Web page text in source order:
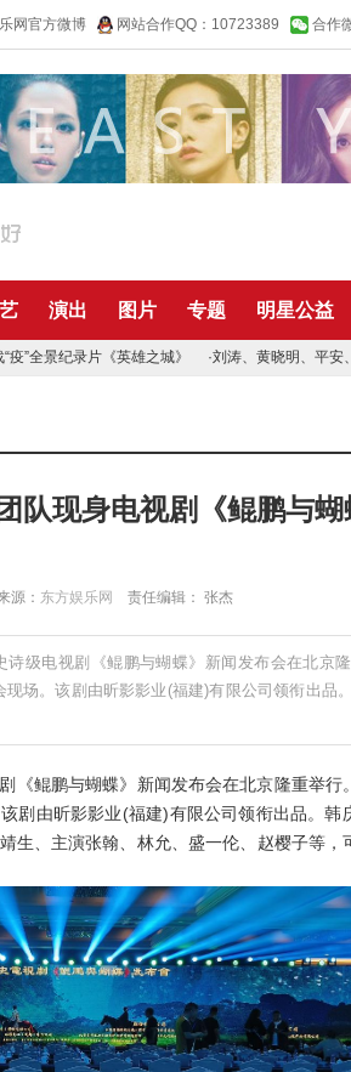
网官方微博 网站合作QQ：10723389 合作
演出 图片 专题 明星公益
疫”全景纪录片《英雄之城》 ·刘涛、黄晓明、平安
队现身电视剧《鲲鹏与
： 东方娱乐网 责任编辑： 张杰
诗级电视剧《鲲鹏与蝴蝶》新闻发布会在北京
场。该剧由昕影影业(福建)有限公司领衔出品
鲲鹏与蝴蝶》新闻发布会在北京隆重举行
剧由昕影影业(福建)有限公司领衔出品。韩
生、主演张翰、林允、盛一伦、赵樱子等，